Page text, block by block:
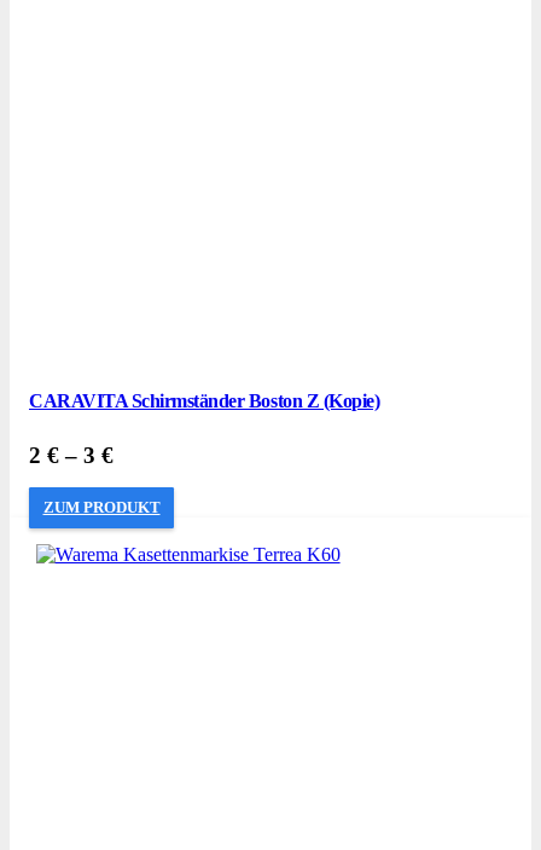
CARAVITA Schirmständer Boston Z (Kopie)
2 €– 3 €
ZUM PRODUKT